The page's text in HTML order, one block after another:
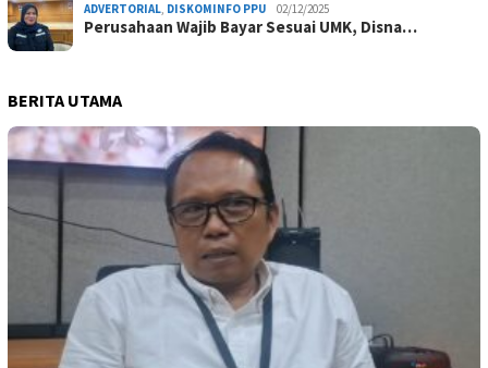
ADVERTORIAL, DISKOMINFO PPU 02/12/2025
Perusahaan Wajib Bayar Sesuai UMK, Disna…
BERITA UTAMA